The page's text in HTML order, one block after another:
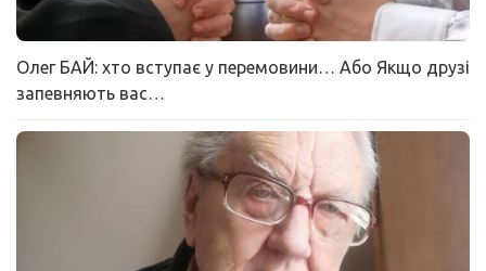
Олег БАЙ: хто вступає у перемовини… Або Якщо друзі
запевняють вас…